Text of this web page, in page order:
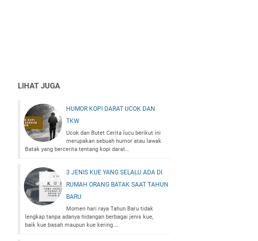
LIHAT JUGA
HUMOR KOPI DARAT UCOK DAN
TKW
Ucok dan Butet Cerita lucu berikut ini
merupakan sebuah humor atau lawak
Batak yang bercerita tentang kopi darat…
3 JENIS KUE YANG SELALU ADA DI
RUMAH ORANG BATAK SAAT TAHUN
BARU
Momen hari raya Tahun Baru tidak
lengkap tanpa adanya hidangan berbagai jenis kue,
baik kue basah maupun kue kering.…